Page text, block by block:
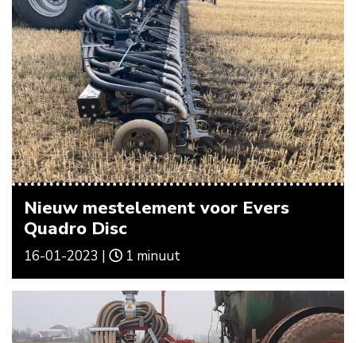
Nieuw mestelement voor Evers
Quadro Disc
16-01-2023 | 1 minuut